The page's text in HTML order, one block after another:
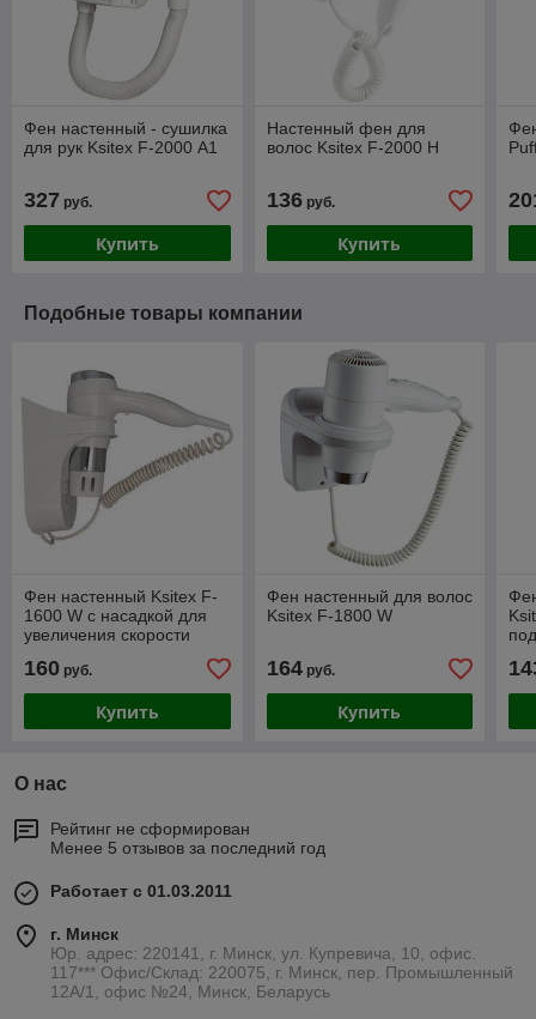
Фен настенный - сушилка
для рук Ksitex F-2000 А1
327 руб.
Купить
Настенный фен для
волос Ksitex F-2000 H
136руб.
Купить
Подобные товары компании
Фен настенный Ksitex F-
1600 W с насадкой для
увеличения скорости
160 руб.
Купить
Фен настенный для волос
Ksitex F-1800 W
164руб.
Купить
О нас
Рейтинг не сформирован
Менее 5 отзывов за последний год
Работает с 01.03.2011
г. Минск
Юр. адрес: 220141, г. Минск, ул. Купревича, 10, офис.
117*** Офис/Склад: 220075, г. Минск, пер. Промышленный
12А/1, офис №24, Минск, Беларусь